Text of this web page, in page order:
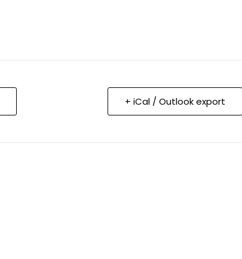
+ iCal / Outlook export